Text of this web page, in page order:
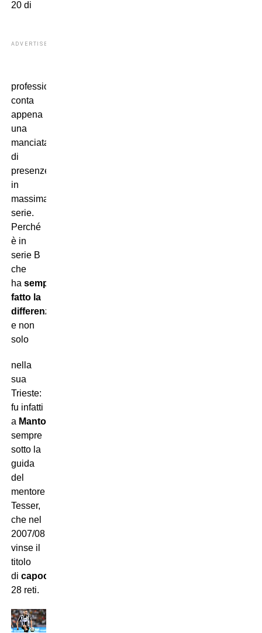
20 di
ADVERTISEMENT
professionismo
conta
appena
una
manciata
di
presenze
in
massima
serie.
Perché
è in
serie B
che
ha sempre
fatto la
differenza
e non
solo
nella
sua
Trieste:
fu infatti
a Mantova
sempre
sotto la
guida
del
mentore
Tesser,
che nel
2007/08
vinse il
titolo
di capocannoniere
28 reti.